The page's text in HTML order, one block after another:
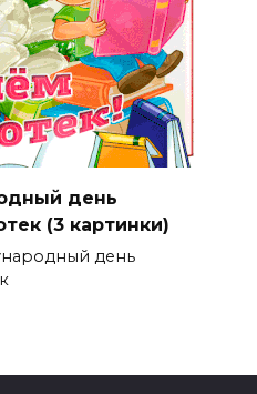
день
(3 картинки)
день